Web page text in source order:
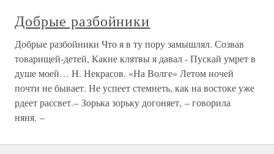
Добрые разбойники
Добрые разбойники Что я в ту пору замышлял. Созвав
товарищей-детей, Какие клятвы я давал - Пускай умрет в
душе моей… Н. Некрасов. «На Волге» Летом ночей
почти не бывает. Не успеет стемнеть, как на востоке уже
рдеет рассвет.– Зорька зорьку догоняет, – говорила
няня. –